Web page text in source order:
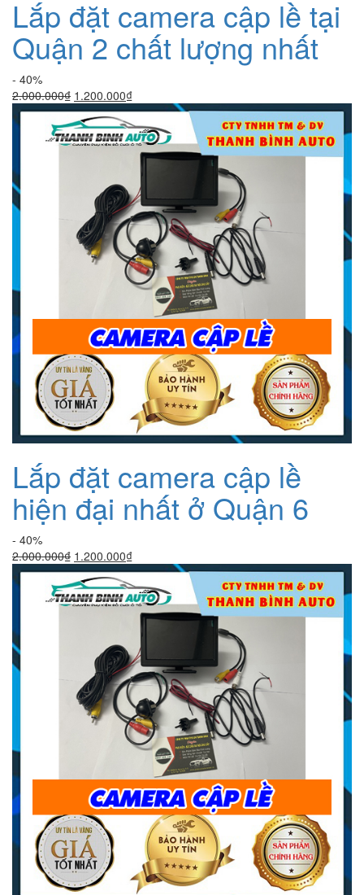
Lắp đặt camera cập lề tại
Quận 2 chất lượng nhất
- 40%
2.000.000₫ Giá
gốc
là:
2.000.000₫.
1.200.000₫Giá
hiện
tại
là:
1.200.000₫.
Lắp đặt camera cập lề
hiện đại nhất ở Quận 6
- 40%
2.000.000₫ Giá
gốc
là:
2.000.000₫.
1.200.000₫Giá
hiện
tại
là:
1.200.000₫.